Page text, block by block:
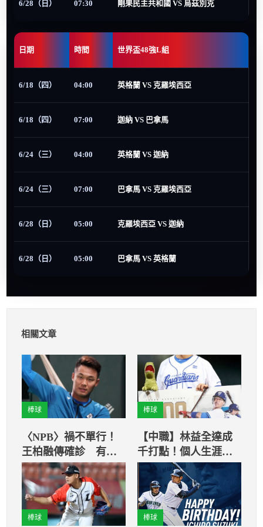
6/28（日） 07:30 剛果民主共和國 VS 烏茲別克
日期 時間 世界盃48強L組
6/18（四） 04:00 英格蘭 VS 克羅埃西亞
6/18（四） 07:00 迦納 VS 巴拿馬
6/24（三） 04:00 英格蘭 VS 迦納
6/24（三） 07:00 巴拿馬 VS 克羅埃西亞
6/28（日） 05:00 克羅埃西亞 VS 迦納
6/28（日） 05:00 巴拿馬 VS 英格蘭
相關文章
棒球
〈NPB〉禍不單行！
王柏融傳確診 有輕
微發燒
棒球
【中職】林益全達成
千打點！個人生涯第
1000分打點，成為史
上第4人！
棒球 棒球